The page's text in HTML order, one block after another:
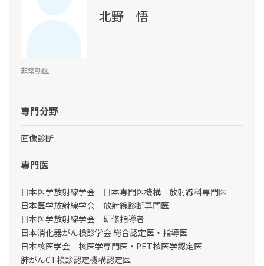
北野 悟
非常勤医
専門分野
画像診断
専門医
日本医学放射線学会 日本専門医機構 放射線科専門医
日本医学放射線学会 放射線診断専門医
日本医学放射線学会 研修指導者
日本消化器がん検診学会 総合認定医・指導医
日本核医学会 核医学専門医・PET核医学認定医
肺がんCT検診認定機構認定医